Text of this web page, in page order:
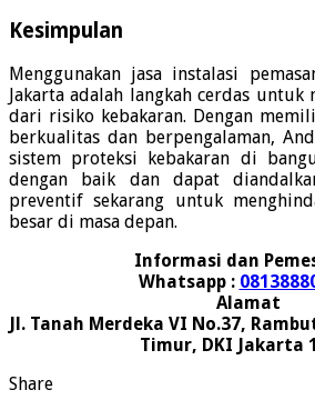
Kesimpulan
Menggunakan jasa instalasi
Jakarta adalah langkah cerdas
dari risiko kebakaran. Dengan
berkualitas dan berpengalaman,
sistem proteksi kebakaran di
dengan baik dan dapat
preventif sekarang untuk
besar di masa depan.
Informasi dan
Whatsapp :
Alamat
Jl. Tanah Merdeka VI No.37,
Timur, DKI Jakarta
Share